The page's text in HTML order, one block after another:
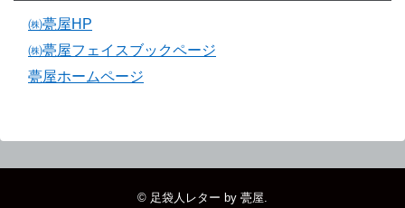
㈱甍屋HP
㈱甍屋フェイスブックページ
甍屋ホームページ
© 足袋人レター by 甍屋.